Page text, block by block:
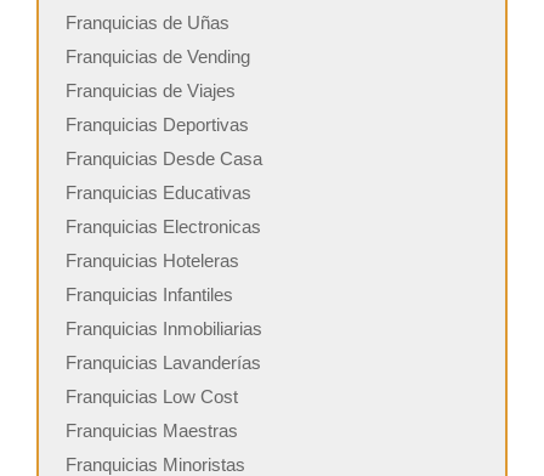
Franquicias de Uñas
Franquicias de Vending
Franquicias de Viajes
Franquicias Deportivas
Franquicias Desde Casa
Franquicias Educativas
Franquicias Electronicas
Franquicias Hoteleras
Franquicias Infantiles
Franquicias Inmobiliarias
Franquicias Lavanderías
Franquicias Low Cost
Franquicias Maestras
Franquicias Minoristas